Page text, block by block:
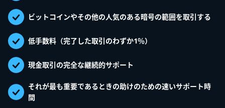
ビットコインやその他の人気のある暗号の範囲を取引する
低手数料（完了した取引のわずか1％）
現金取引の完全な継続的サポート
それが最も重要であるときの助けのための速いサポート時
間